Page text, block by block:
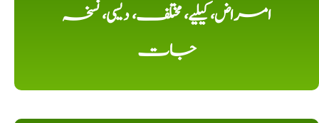
امراض، کیلیے، مختلف، دیسی، نسخہ
جات